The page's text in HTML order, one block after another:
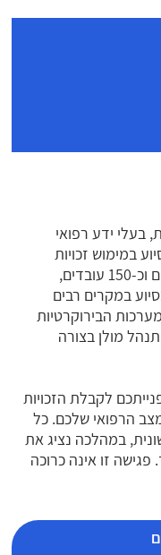
בעלי ידע רפואי
במימוש זכויות
רפואיות. בחברתנו פועלים כ-25 רופאים וכ-150 עובדים,
במקרים רבים
הבירוקרטיות
מולן בצורה
לקבלת הזכויות
הרפואי שלכם. כל
במהלכה נציג את
זו אינה כרוכה